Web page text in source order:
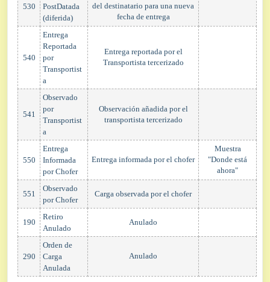
530
PostDatada
(diferida)
del destinatario para una nueva
fecha de entrega
540
Entrega
Reportada
por
Transportist
a
Entrega reportada por el
Transportista tercerizado
541
Observado
por
Transportist
a
Observación añadida por el
transportista tercerizado
550
Entrega
Informada
por Chofer
Entrega informada por el chofer
Muestra
"Donde está
ahora"
551
Observado
por Chofer
Carga observada por el chofer
190
Retiro
Anulado
Anulado
290
Orden de
Carga
Anulada
Anulado